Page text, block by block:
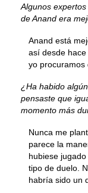
Algunos
de Anand era
Anand está
así desde
yo procuramos
¿Ha habido
pensaste que
momento más
Nunca me
parece la
hubiese
tipo de duelo.
habría sido un